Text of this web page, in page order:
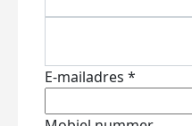
E-mailadres *